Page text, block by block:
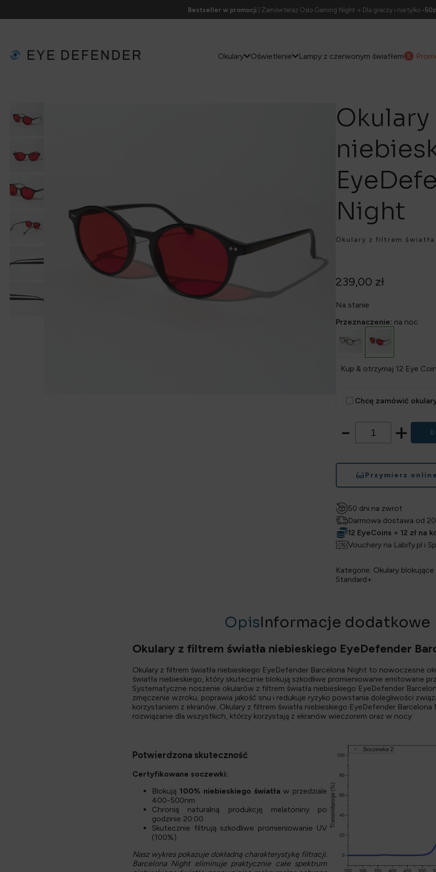
Bestseller w promocji | Zamów teraz Oslo Gaming Night → Dla graczy i nie tylko -
Okulary Oświetlenie Lampy z czerwonym światłem
Night
Okulary z filtrem
239,00 zł
Na stanie
Przeznaczenie: na noc
Kup & otrzymaj 12 Eye
Chcę zamówić
- +
Przymierz
50 dni na zwrot
Darmowa dostawa od
12 EyeCoins = 12 zł na
Vouchery na Labify.pl i
Kategorie: Okulary
Standard+
OpisInformacje dodatkowe
Okulary z filtrem światła niebieskiego EyeDefender
Okulary z filtrem światła niebieskiego EyeDefender Barcelona Night to nowoczesne
światła niebieskiego, który skutecznie blokują szkodliwe promieniowanie emitowane
Systematyczne noszenie okularów z filtrem światła niebieskiego EyeDefender
zmęczenie wzroku, poprawia jakość snu i redukuje ryzyko powstania dolegliwości
korzystaniem z ekranów. Okulary z filtrem światła niebieskiego EyeDefender
rozwiązanie dla wszystkich, którzy korzystają z ekranów wieczorem oraz w nocy.
Potwierdzona skuteczność
Certyfikowane soczewki:
Blokują 100% niebieskiego światła w przedziale
400-500nm
Chronią naturalną produkcję melatoniny po
godzinie 20:00
Skutecznie filtrują szkodliwe promieniowanie UV
(100%)
Nasz wykres pokazuje dokładną charakterystykę filtracji.
Barcelona Night eliminuje praktycznie całe spektrum